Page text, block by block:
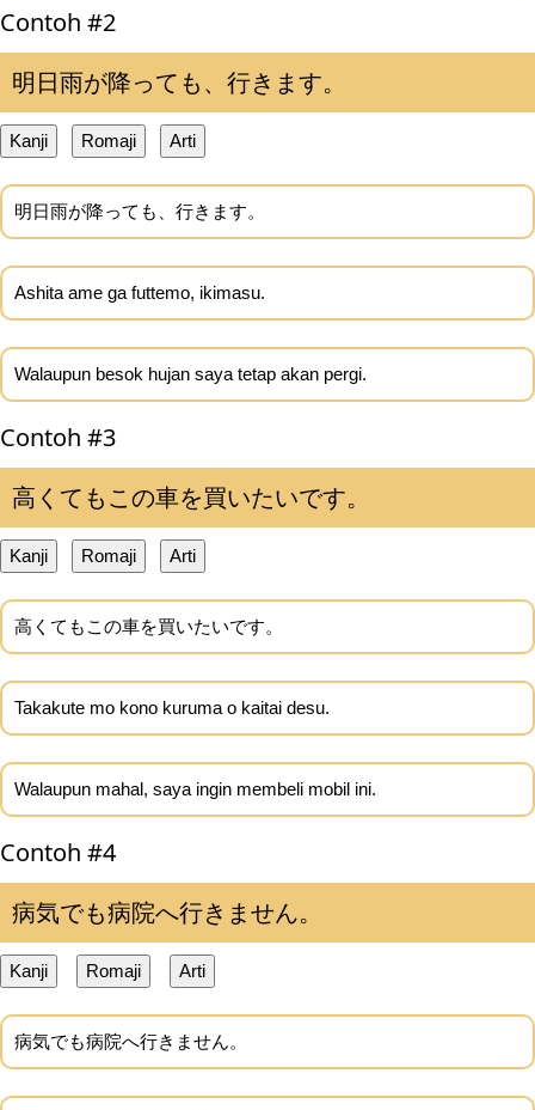
Contoh #2
明日雨が降っても、行きます。
Kanji Romaji Arti
明日雨が降っても、行きます。
Ashita ame ga futtemo, ikimasu.
Walaupun besok hujan saya tetap akan pergi.
Contoh #3
高くてもこの車を買いたいです。
Kanji Romaji Arti
高くてもこの車を買いたいです。
Takakute mo kono kuruma o kaitai desu.
Walaupun mahal, saya ingin membeli mobil ini.
Contoh #4
病気でも病院へ行きません。
Kanji Romaji Arti
病気でも病院へ行きません。